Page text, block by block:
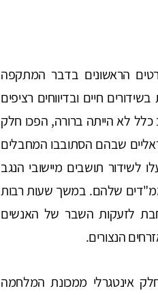
עם היוודע הפרטים הראשונים בדבר המתקפה
חיים ובדיווחים רציפים
לא הייתה ברורה, הפכו חלק
שבהם הסתובבו המחבלים
תושבים מיישובי הנגב
שלהם. במשך שעות רבות
לזעקות השבר של האנשים
הנצורים.
אינטגרלי ממכונת המלחמה